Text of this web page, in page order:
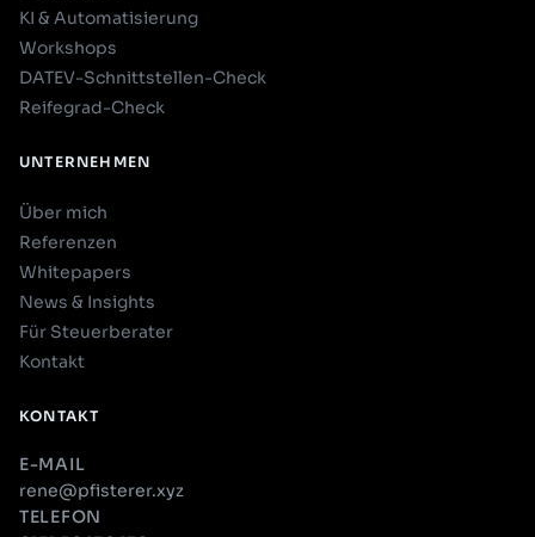
KI & Automatisierung
Workshops
DATEV-Schnittstellen-Check
Reifegrad-Check
UNTERNEHMEN
Über mich
Referenzen
Whitepapers
News & Insights
Für Steuerberater
Kontakt
KONTAKT
E-MAIL
rene@pfisterer.xyz
TELEFON